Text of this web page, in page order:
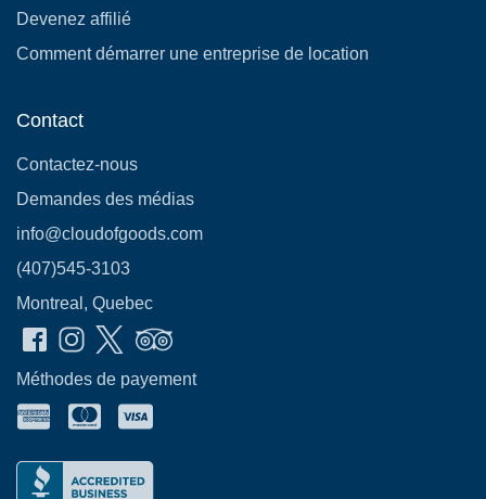
Devenez affilié
Comment démarrer une entreprise de location
Contact
Contactez-nous
Demandes des médias
info@cloudofgoods.com
(407)545-3103
Montreal, Quebec
Méthodes de payement